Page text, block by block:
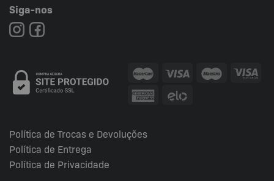
Siga-nos
Política de Trocas e Devoluções
Política de Entrega
Política de Privacidade